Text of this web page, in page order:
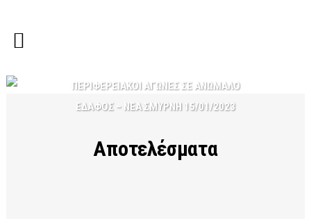
ΠΕΡΙΦΕΡΕΙΑΚΟΙ ΑΓΩΝΕΣ ΣΕ ΑΝΩΜΑΛΟ
ΕΔΑΦΟΣ – ΝΕΑ ΣΜΥΡΝΗ 15/01/2023
Αποτελέσματα